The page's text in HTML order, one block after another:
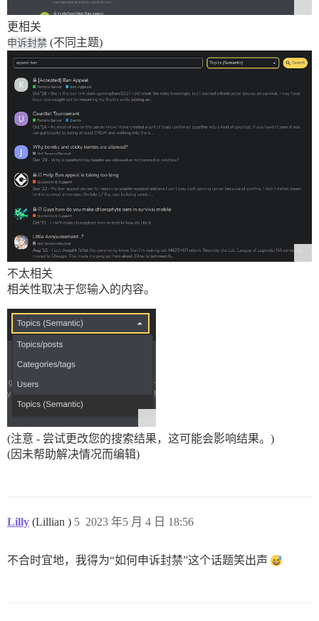
更相关
申诉封禁 (不同主题)
不太相关
相关性取决于您输入的内容。
(注意 - 尝试更改您的搜索结果，这可能会影响结果。)
(因未帮助解决情况而编辑)
Lilly (Lillian ) 2023 年5 月 4 日 18:56
5
不合时宜地，我得为“如何申诉封禁”这个话题笑出声